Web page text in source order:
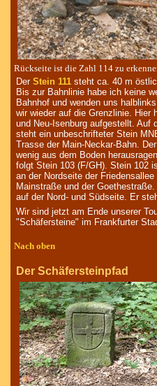
Rückseite ist die Zahl 114 zu
Der Stein 111 steht ca. 40 m
Bis zur Bahnlinie habe ich keine
Bahnhof und wenden uns
wir wieder auf die Grenzlinie. Hier
und Neu-Isenburg aufgestellt. Auf
steht ein unbeschrifteter Stein
Trasse der Main-Neckar-Bahn.
wenig aus dem Boden
folgt Stein 103 (F/GH). Stein 102
an der Nordseite der
Mainstraße und der
auf der Nord- und Südseite. Er
Wir sind jetzt am Ende unserer
"Schäfersteine" im Frankfurter
Nach oben
Der Schäfersteinpfad